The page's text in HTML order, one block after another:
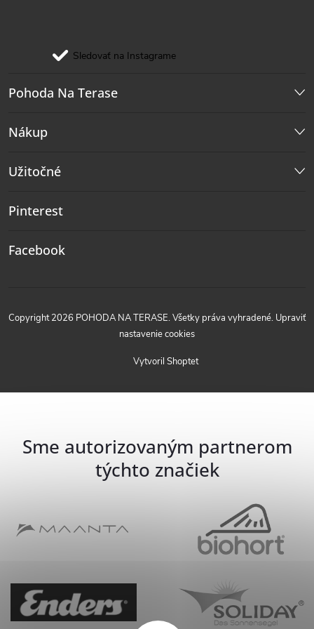
Sledovať na Instagrame
Pohoda Na Terase
Nákup
Užitočné
Pinterest
Facebook
Vytvoril Shoptet
Copyright 2026 POHODA NA TERASE. Všetky práva vyhradené. Upraviť
nastavenie cookies
Sme autorizovaným partnerom
týchto značiek